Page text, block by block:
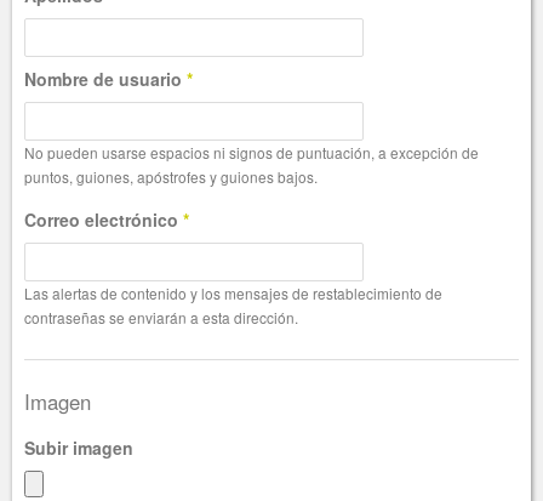
Nombre de usuario *
No pueden usarse espacios ni signos de puntuación, a excepción de
puntos, guiones, apóstrofes y guiones bajos.
Correo electrónico *
Las alertas de contenido y los mensajes de restablecimiento de
contraseñas se enviarán a esta dirección.
Imagen
Subir imagen